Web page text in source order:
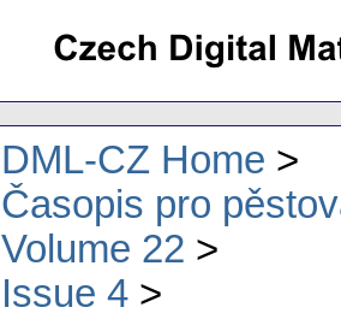
DML-CZ Home
Časopis pro
Volume 22
Issue 4